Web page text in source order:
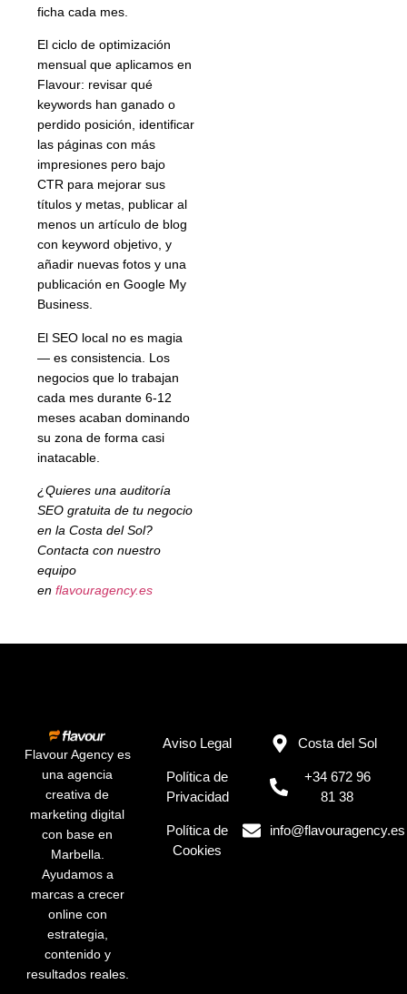
ficha cada mes.
El ciclo de optimización
mensual que aplicamos en
Flavour: revisar qué
keywords han ganado o
perdido posición, identificar
las páginas con más
impresiones pero bajo
CTR para mejorar sus
títulos y metas, publicar al
menos un artículo de blog
con keyword objetivo, y
añadir nuevas fotos y una
publicación en Google My
Business.
El SEO local no es magia
— es consistencia. Los
negocios que lo trabajan
cada mes durante 6-12
meses acaban dominando
su zona de forma casi
inatacable.
¿Quieres una auditoría
SEO gratuita de tu negocio
en la Costa del Sol?
Contacta con nuestro
equipo
enflavouragency.es
Flavour Agency es
una agencia
creativa de
marketing digital
con base en
Marbella.
Ayudamos a
marcas a crecer
online con
estrategia,
contenido y
resultados reales.
Aviso Legal
Política de
Privacidad
Política de
Cookies
Costa del Sol
+34 672 96
81 38
info@flavouragency.es